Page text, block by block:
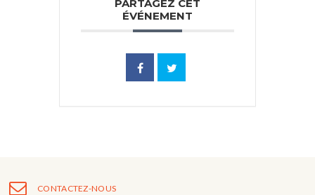
PARTAGEZ CET
ÉVÉNEMENT
CONTACTEZ-NOUS